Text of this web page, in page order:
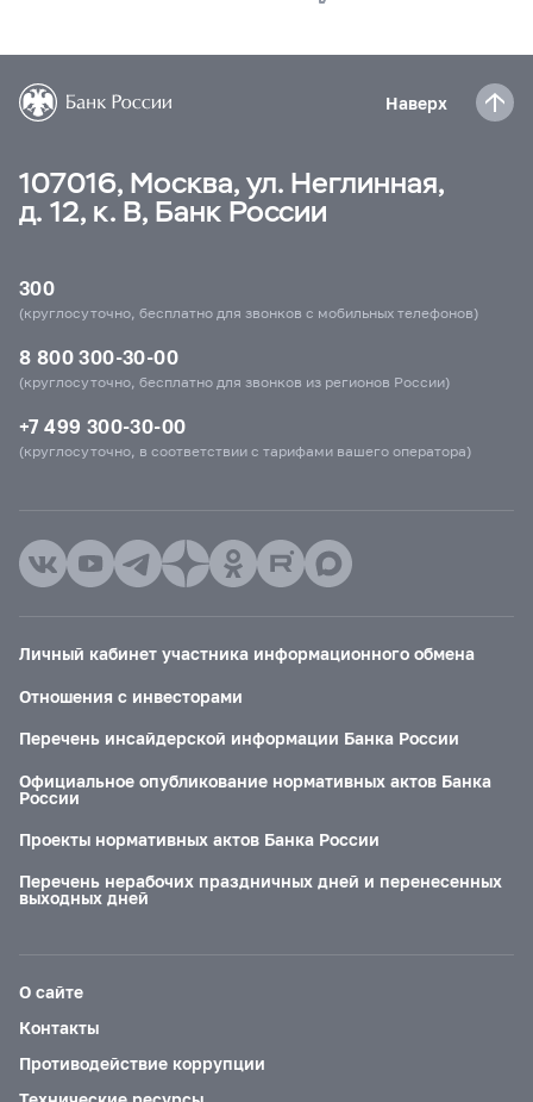
Наверх
107016, Москва, ул. Неглинная,
д. 12, к. В, Банк России
300
(круглосуточно, бесплатно для звонков с мобильных телефонов)
8 800 300-30-00
(круглосуточно, бесплатно для звонков из регионов России)
+7 499 300-30-00
(круглосуточно, в соответствии с тарифами вашего оператора)
Личный кабинет участника информационного обмена
Отношения с инвесторами
Перечень инсайдерской информации Банка России
Официальное опубликование нормативных актов Банка
России
Проекты нормативных актов Банка России
Перечень нерабочих праздничных дней и перенесенных
выходных дней
О сайте
Контакты
Противодействие коррупции